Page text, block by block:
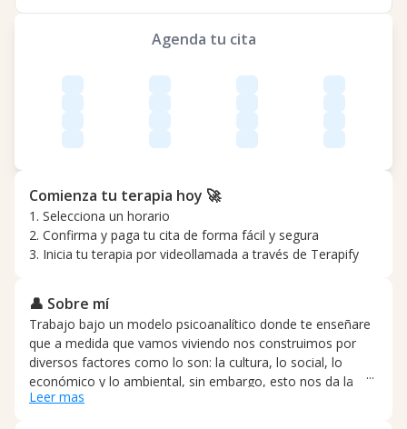
Agenda tu cita
Comienza tu terapia hoy 🚀
1. Selecciona un horario
2. Confirma y paga tu cita de forma fácil y segura
3. Inicia tu terapia por videollamada a través de Terapify
👤 Sobre mí
Trabajo bajo un modelo psicoanalítico donde te enseñare
que a medida que vamos viviendo nos construimos por
diversos factores como lo son: la cultura, lo social, lo
económico y lo ambiental, sin embargo, esto nos da la
posibilidad de reconstruirnos de acuerdo a las necesidades
Leer mas